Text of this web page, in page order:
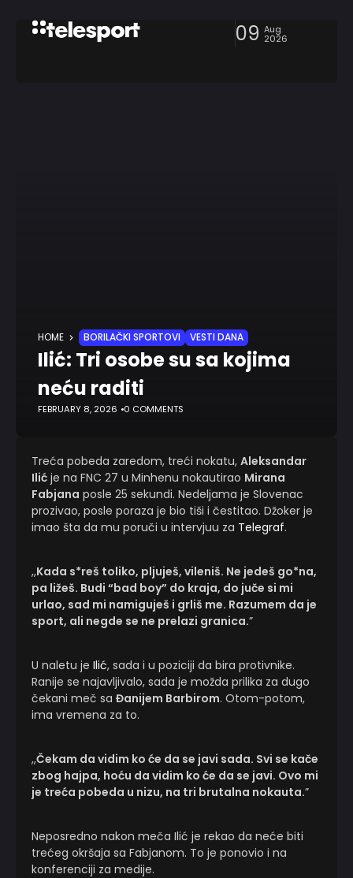
09 Aug
2026
HOME BORILAČKI SPORTOVI VESTI DANA
Ilić: Tri osobe su sa kojima
neću raditi
FEBRUARY 8, 2026 0 COMMENTS
Treća pobeda zaredom, treći nokatu, Aleksandar
Ilić je na FNC 27 u Minhenu nokautirao Mirana
Fabjana posle 25 sekundi. Nedeljama je Slovenac
prozivao, posle poraza je bio tiši i čestitao. Džoker je
imao šta da mu poruči u intervjuu za Telegraf.
,,Kada s*reš toliko, pljuješ, vileniš. Ne jedeš go*na,
pa ližeš. Budi “bad boy” do kraja, do juče si mi
urlao, sad mi namiguješ i grliš me. Razumem da je
sport, ali negde se ne prelazi granica.”
U naletu je Ilić, sada i u poziciji da bira protivnike.
Ranije se najavljivalo, sada je možda prilika za dugo
čekani meč sa Đanijem Barbirom. Otom-potom,
ima vremena za to.
,,Čekam da vidim ko će da se javi sada. Svi se kače
zbog hajpa, hoću da vidim ko će da se javi. Ovo mi
je treća pobeda u nizu, na tri brutalna nokauta.”
Neposredno nakon meča Ilić je rekao da neće biti
trećeg okršaja sa Fabjanom. To je ponovio i na
konferenciji za medije.